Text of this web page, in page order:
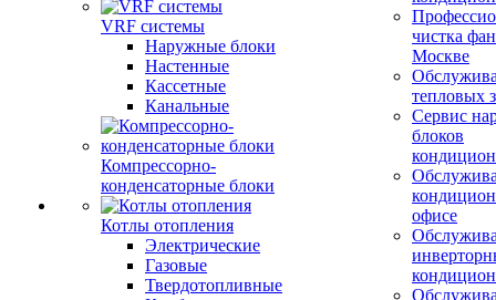
VRF системы
Наружные блоки
Настенные
Кассетные
Канальные
Компрессорно-
конденсаторные блоки
Котлы отопления
Электрические
Газовые
Твердотопливные
чистка
Москве
тепловых
Сервис
блоков
офисе